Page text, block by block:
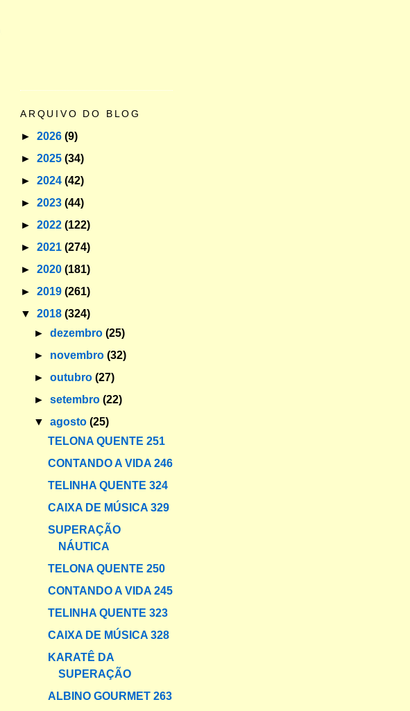
ARQUIVO DO BLOG
► 2026 (9)
► 2025 (34)
► 2024 (42)
► 2023 (44)
► 2022 (122)
► 2021 (274)
► 2020 (181)
► 2019 (261)
▼ 2018 (324)
►dezembro(25)
► novembro(32)
►outubro(27)
►setembro(22)
▼agosto(25)
TELONA QUENTE 251
CONTANDO A VIDA 246
TELINHA QUENTE 324
CAIXA DE MÚSICA 329
SUPERAÇÃO
NÁUTICA
TELONA QUENTE 250
CONTANDO A VIDA 245
TELINHA QUENTE 323
CAIXA DE MÚSICA 328
KARATÊ DA
SUPERAÇÃO
ALBINO GOURMET 263